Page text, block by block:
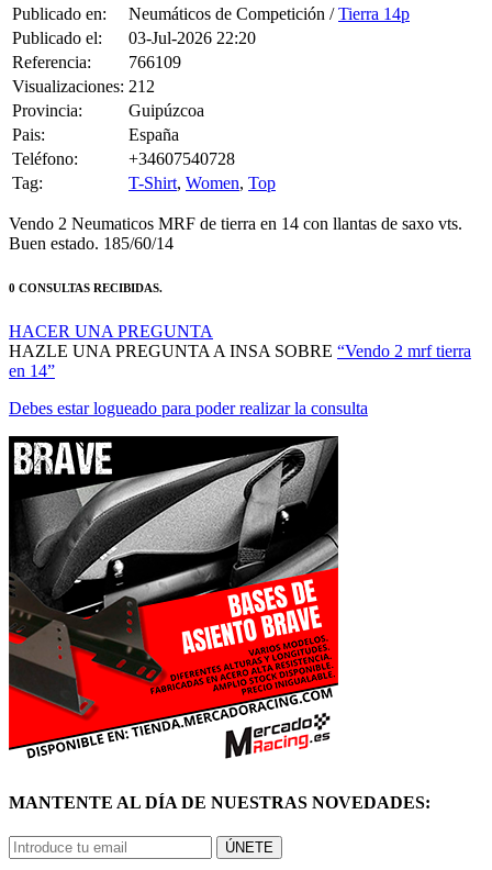
HACER UNA PREGUNTA
HAZLE UNA PREGUNTA A INSA SOBRE
en 14”
Debes estar logueado para poder realizar la consulta
MANTENTE AL DÍA DE NUESTRAS NOVEDADES:
ÚNETE
© Mercadoracing 2026 Todos los derechos reservados